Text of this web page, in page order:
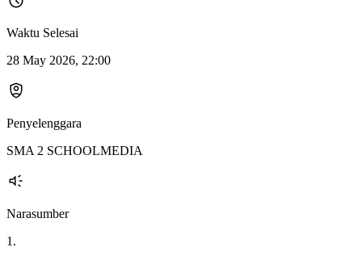
Waktu Selesai
28 May 2026, 22:00
Penyelenggara
SMA 2 SCHOOLMEDIA
Narasumber
1.